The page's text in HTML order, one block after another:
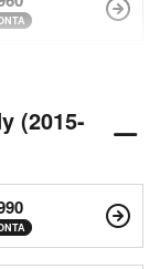
(2015-